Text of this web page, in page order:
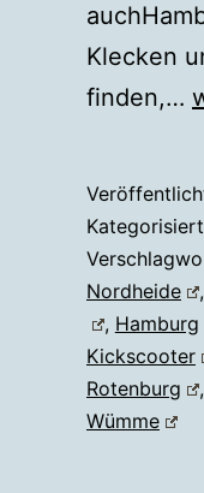
Klecken
finden,…
Nordheide
,
, Hamburg
Kickscooter
Rotenburg
,
Wümme